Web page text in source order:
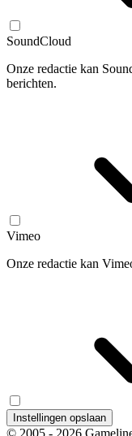
SoundCloud
Onze redactie kan
berichten.
Vimeo
Onze redactie kan
Instellingen opslaan
© 2005 - 2026